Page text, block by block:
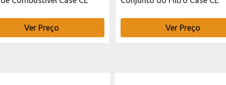
Ver Preço Ver Preço